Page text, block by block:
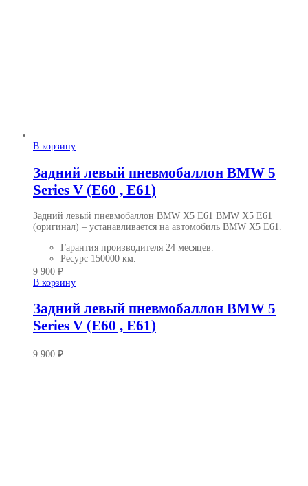
В корзину
Задний левый пневмобаллон BMW 5
Series V (E60 , E61)
Задний левый пневмобаллон BMW X5 E61 BMW X5 E61
(оригинал) – устанавливается на автомобиль BMW X5 E61.
Гарантия производителя 24 месяцев.
Ресурс 150000 км.
9 900 ₽
В корзину
Задний левый пневмобаллон BMW 5
Series V (E60 , E61)
9 900 ₽